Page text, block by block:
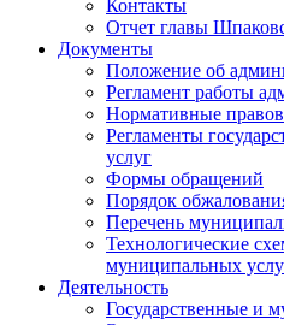
Контакты
Отчет главы
Документы
Положение об
Регламент работы
Нормативные
Регламенты
услуг
Формы обращений
Порядок
Перечень
Технологические
муниципальных
Деятельность
Государственные и